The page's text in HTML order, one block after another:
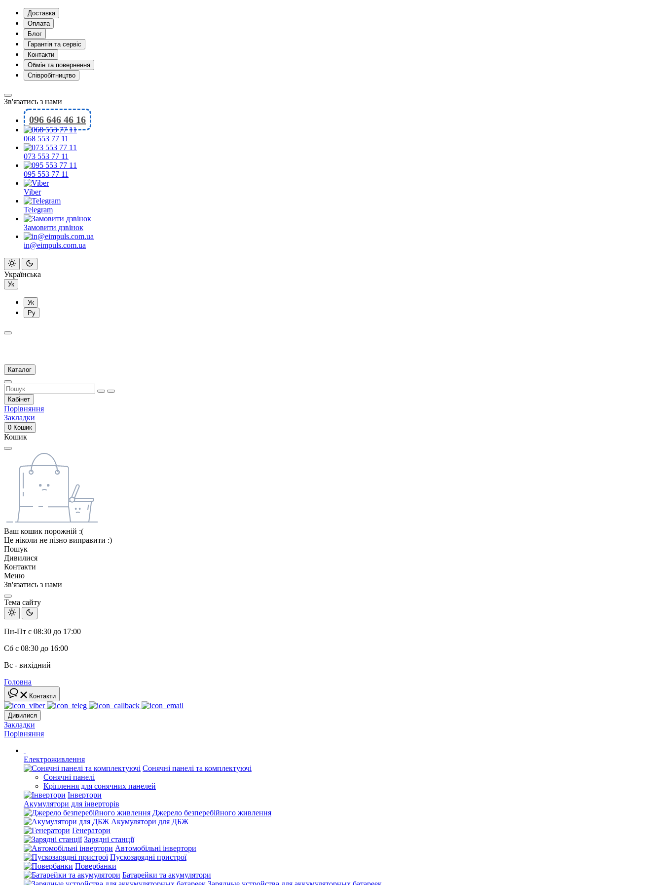
Доставка
Оплата
Блог
Гарантія та сервіс
Контакти
Обмін та повернення
Співробітництво
Зв'язатись з нами
096 646 46 16
068 553 77 11
073 553 77 11
095 553 77 11
Viber
Telegram
Замовити дзвінок
in@eimpuls.com.ua
Українська
Ук
Ук
Ру
Каталог
Кабінет
Порівняння
Закладки
0 Кошик
Кошик
Ваш кошик порожній :(
Це ніколи не пізно виправити :)
Пошук
Дивилися
Контакти
Меню
Зв'язатись з нами
Тема сайту
Пн-Пт с 08:30 до 17:00
Сб с 08:30 до 16:00
Вс - вихідний
Головна
Контакти
Дивилися
Закладки
Порівняння
Електроживлення
Сонячні панелі та комплектуючі
Сонячні панелі
Кріплення для сонячних панелей
Інвертори
Акумулятори для інверторів
Джерело безперебійного живлення
Акумулятори для ДБЖ
Генератори
Зарядні станції
Автомобільні інвертори
Пускозарядні пристрої
Повербанки
Батарейки та акумулятори